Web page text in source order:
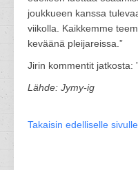
joukkueen kanssa
viikolla. Kaikkemme
keväänä pleijareissa.”
Jirin kommentit jatkosta:
Lähde: Jymy-ig
Takaisin edelliselle sivulle